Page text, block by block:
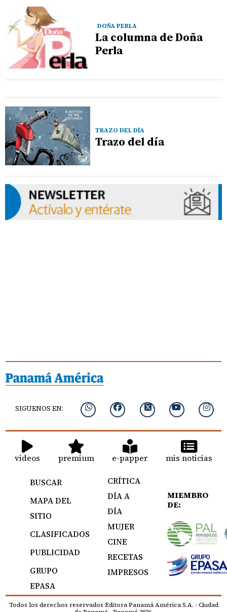
DOÑA PERLA
La columna de Doña
Perla
TRAZO DEL DÍA
Trazo del día
SIGUENOS EN:
videos premium e-papper mis noticias
BUSCAR
MAPA DEL
SITIO
CLASIFICADOS
PUBLICIDAD
GRUPO
EPASA
CRÍTICA
DÍA A
DÍA
MUJER
CINE
RECETAS
IMPRESOS
MIEMBRO
DE:
Todos los derechos reservados Editora Panamá América S.A. - Ciudad